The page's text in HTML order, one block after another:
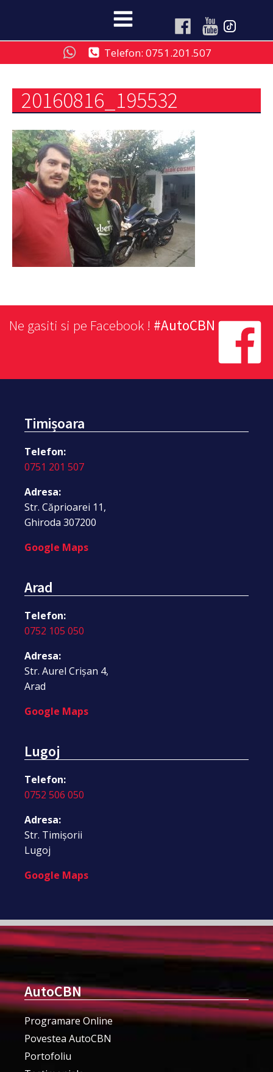
Telefon: 0751.201.507
20160816_195532
Ne gasiti si pe Facebook ! #AutoCBN
Timișoara
Telefon:
0751 201 507
Adresa:
Str. Căprioarei 11,
Ghiroda 307200
Google Maps
Arad
Telefon:
0752 105 050
Adresa:
Str. Aurel Crișan 4,
Arad
Google Maps
Lugoj
Telefon:
0752 506 050
Adresa:
Str. Timișorii
Lugoj
Google Maps
AutoCBN
Programare Online
Povestea AutoCBN
Portofoliu